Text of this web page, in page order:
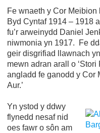
Fe wnaeth y Cor Meibion
Byd Cyntaf 1914 – 1918
fu’r arweinydd Daniel
niwmonia yn 1917. Fe
geir disgrifiad llawnach
mewn adran arall o
angladd fe ganodd y Cor
Aur.’
Yn ystod y ddwy
flynedd nesaf nid
oes fawr o sôn am